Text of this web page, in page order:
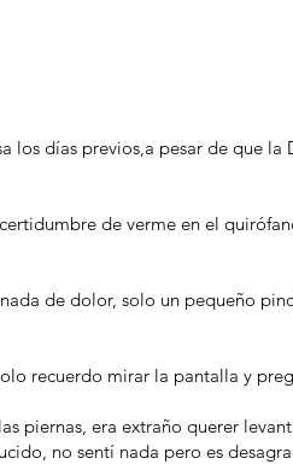
los días previos,a pesar de que la
de verme en el
de dolor, solo un pequeño
recuerdo mirar la pantalla y
piernas, era extraño querer
no sentí nada pero es